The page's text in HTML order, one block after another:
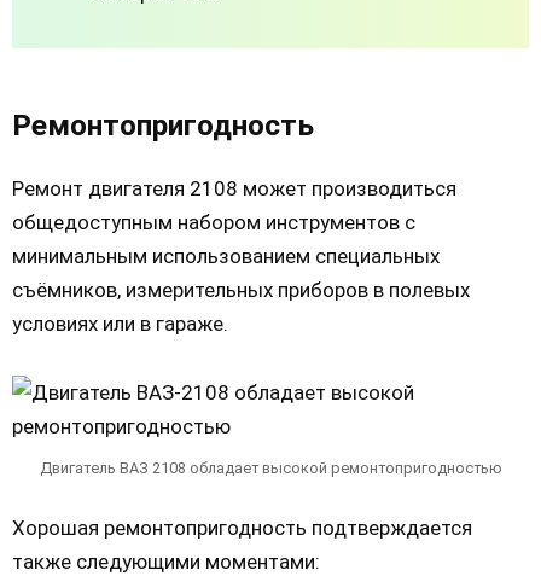
Ремонтопригодность
Ремонт двигателя 2108 может производиться
общедоступным набором инструментов с
минимальным использованием специальных
съёмников, измерительных приборов в полевых
условиях или в гараже.
Двигатель ВАЗ 2108 обладает высокой ремонтопригодностью
Хорошая ремонтопригодность подтверждается
также следующими моментами: